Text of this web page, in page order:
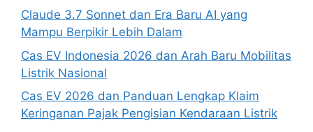
Claude 3.7 Sonnet dan Era Baru AI yang
Mampu Berpikir Lebih Dalam
Cas EV Indonesia 2026 dan Arah Baru Mobilitas
Listrik Nasional
Cas EV 2026 dan Panduan Lengkap Klaim
Keringanan Pajak Pengisian Kendaraan Listrik